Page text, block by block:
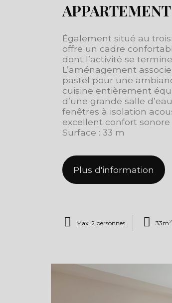
Également situé au
offre un cadre
dont l’activité se
L’aménagement
pastel pour une
cuisine entièrement
d’une grande salle
fenêtres à isolation
excellent confort
Surface : 33 m
Plus d'information
Max. 2 personnes 33m2